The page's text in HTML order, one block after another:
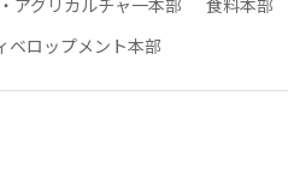
アグリカルチャ一本部 食料本部
ベロップメント本部